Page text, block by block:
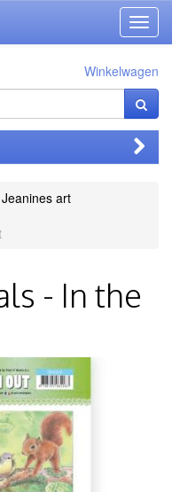
Winkelwagen
Jeanines art
- In the